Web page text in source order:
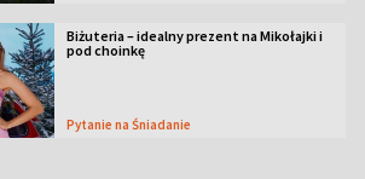
Biżuteria – idealny prezent na Mikołajki i
pod choinkę
Pytanie na Śniadanie